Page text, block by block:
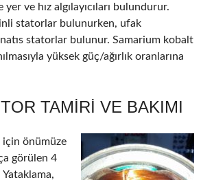
ve hız algılayıcıları bulundurur.
statorlar bulunurken, ufak
statorlar bulunur. Samarium kobalt
yüksek güç/ağırlık oranlarına
TAMIRI VE BAKIMI
için önümüze
görülen 4
Yataklama,